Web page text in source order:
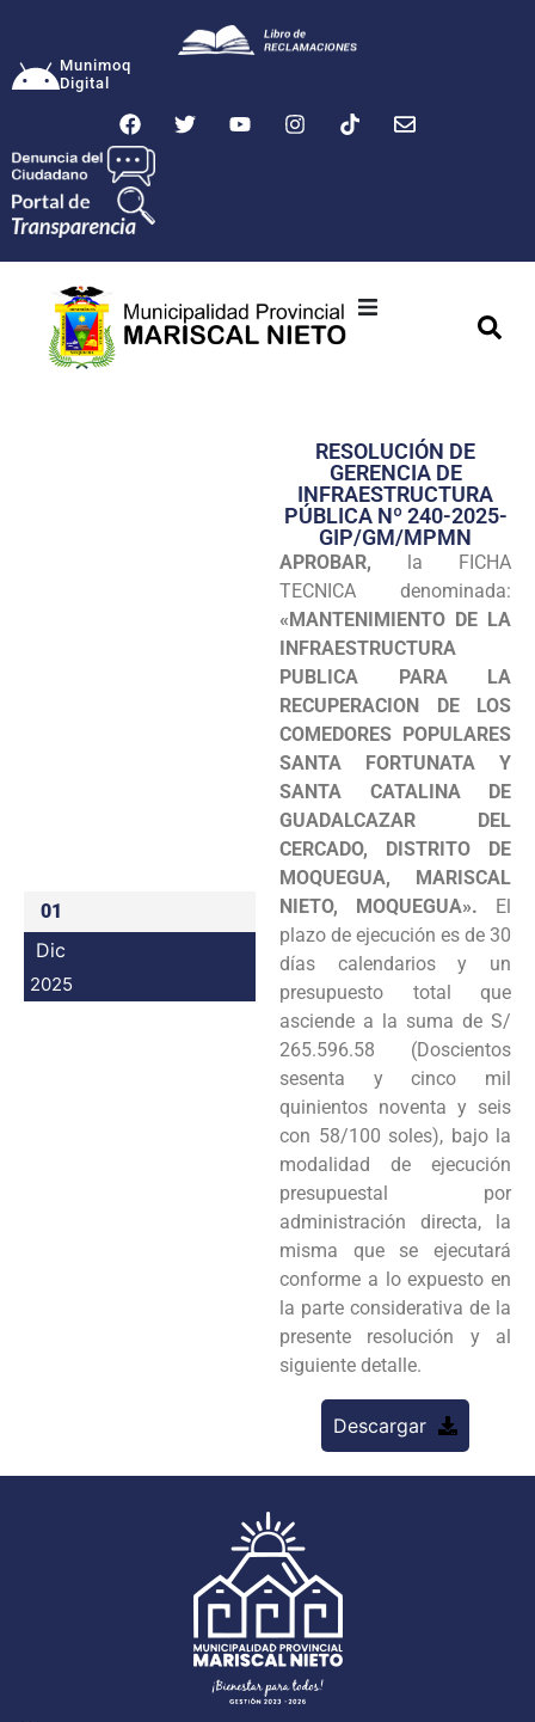
Munimoq
Digital
Transparencia
Seguridad
Programas
Intranet
01
Dic
2025
RESOLUCIÓN DE
GERENCIA DE
INFRAESTRUCTURA
PÚBLICA Nº 240-2025-
GIP/GM/MPMN
APROBAR, la FICHA
TECNICA denominada:
«MANTENIMIENTO DE LA
INFRAESTRUCTURA
PUBLICA PARA LA
RECUPERACION DE LOS
COMEDORES POPULARES
SANTA FORTUNATA Y
SANTA CATALINA DE
GUADALCAZAR DEL
CERCADO, DISTRITO DE
MOQUEGUA, MARISCAL
NIETO, MOQUEGUA». El
plazo de ejecución es de 30
días calendarios y un
presupuesto total que
asciende a la suma de S/
265.596.58 (Doscientos
sesenta y cinco mil
quinientos noventa y seis
con 58/100 soles), bajo la
modalidad de ejecución
presupuestal por
administración directa, la
misma que se ejecutará
conforme a lo expuesto en
la parte considerativa de la
presente resolución y al
siguiente detalle.
Descargar